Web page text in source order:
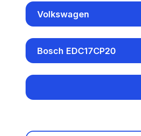
Volkswagen
Acura
Alfa Romeo
Bosch EDC17CP20
Aisin AL1000
Bosch EDC15VM+